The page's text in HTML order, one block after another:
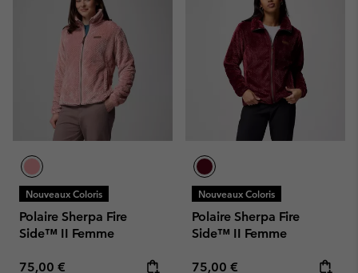
Nouveaux Coloris
Polaire Sherpa Fire
Side™ II Femme
Regular price:
75,00 €
Nouveaux Coloris
Polaire Sherpa Fire
Side™ II Femme
Regular price:
75,00 €